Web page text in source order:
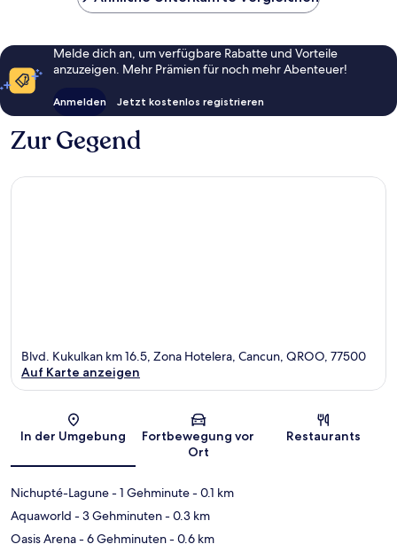
Melde dich an, um verfügbare Rabatte und Vorteile
anzuzeigen. Mehr Prämien für noch mehr Abenteuer!
Anmelden Jetzt kostenlos registrieren
Zur Gegend
Karte
Blvd. Kukulkan km 16.5, Zona Hotelera, Cancun, QROO, 77500
Auf Karte anzeigen
In der Umgebung
Fortbewegung vor
Ort
Restaurants
Nichupté-Lagune- 1 Gehminute- 0.1 km
Aquaworld - 3 Gehminuten- 0.3 km
Oasis Arena- 6 Gehminuten- 0.6 km